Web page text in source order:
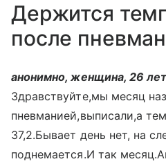
Держится
после
анонимно, женщина, 26 лет
Здравствуйте,мы месяц
пневманией,выписали,а
37,2.Бывает день нет, на
поднемается.И так